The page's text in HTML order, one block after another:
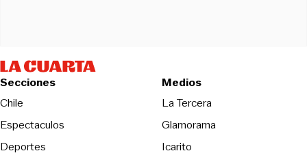
Secciones
Chile
Espectaculos
Deportes
Medios
La TerceraOpens in new
Glamorama
Icarito